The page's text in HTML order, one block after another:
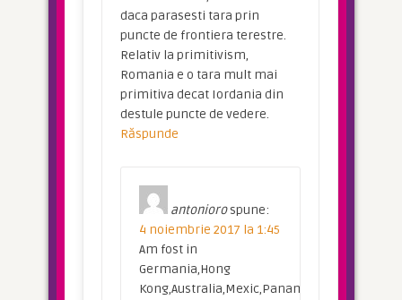
daca parasesti tara prin
puncte de frontiera terestre.
Relativ la primitivism,
Romania e o tara mult mai
primitiva decat Iordania din
destule puncte de vedere.
Răspunde
antonioro spune:
4 noiembrie 2017 la 1:45
Am fost in
Germania,Hong
Kong,Australia,Mexic,Panama,Dominican